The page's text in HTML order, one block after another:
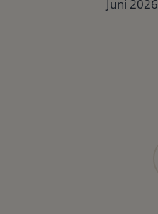
Juni 2026